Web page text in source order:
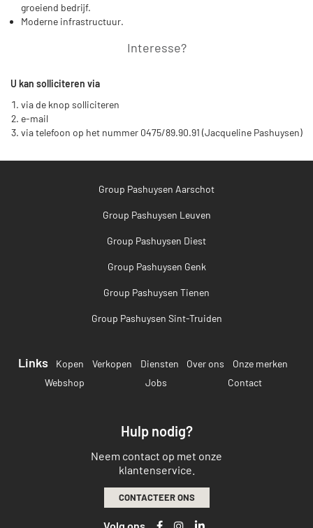
groeiend bedrijf.
Moderne infrastructuur.
Interesse?
U kan solliciteren via
via de knop solliciteren
e-mail
via telefoon op het nummer 0475/89.90.91 (Jacqueline Pashuysen)
Hulp nodig?
Neem contact op met onze
klantenservice.
CONTACTEER ONS
Volg ons
Group Pashuysen Aarschot
Group Pashuysen Leuven
Group Pashuysen Diest
Group Pashuysen Genk
Group Pashuysen Tienen
Group Pashuysen Sint-Truiden
Links Kopen Verkopen Diensten Over ons
Onze merken
Webshop
Jobs Contact